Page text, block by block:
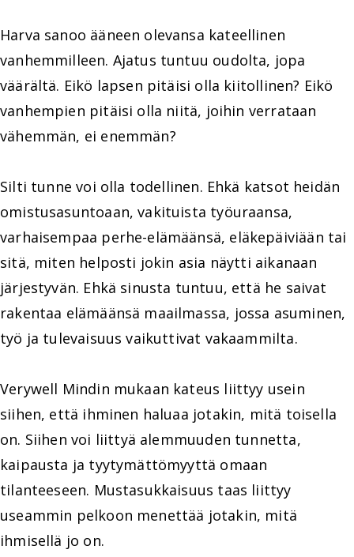
Harva sanoo ääneen olevansa kateellinen
vanhemmilleen. Ajatus tuntuu oudolta, jopa
väärältä. Eikö lapsen pitäisi olla kiitollinen? Eikö
vanhempien pitäisi olla niitä, joihin verrataan
vähemmän, ei enemmän?
Silti tunne voi olla todellinen. Ehkä katsot heidän
omistusasuntoaan, vakituista työuraansa,
varhaisempaa perhe-elämäänsä, eläkepäiviään tai
sitä, miten helposti jokin asia näytti aikanaan
järjestyvän. Ehkä sinusta tuntuu, että he saivat
rakentaa elämäänsä maailmassa, jossa asuminen,
työ ja tulevaisuus vaikuttivat vakaammilta.
Verywell Mindin mukaan kateus liittyy usein
siihen, että ihminen haluaa jotakin, mitä toisella
on. Siihen voi liittyä alemmuuden tunnetta,
kaipausta ja tyytymättömyyttä omaan
tilanteeseen. Mustasukkaisuus taas liittyy
useammin pelkoon menettää jotakin, mitä
ihmisellä jo on.